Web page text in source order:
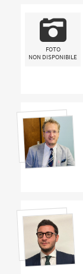
FOTO
NON DISPONIBILE